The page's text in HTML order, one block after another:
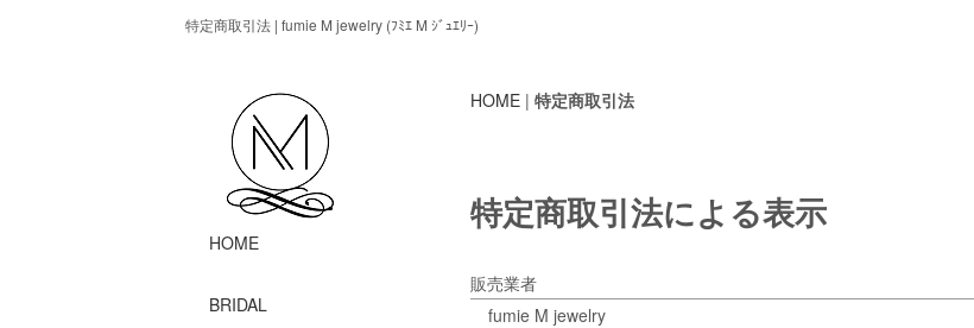
特定商取引法 | fumie M jewelry (ﾌﾐｴ M ｼﾞｭｴﾘｰ)
HOME | 特定商取引法
特定商取引法による表示
販売業者
fumie M jewelry
HOME
BRIDAL